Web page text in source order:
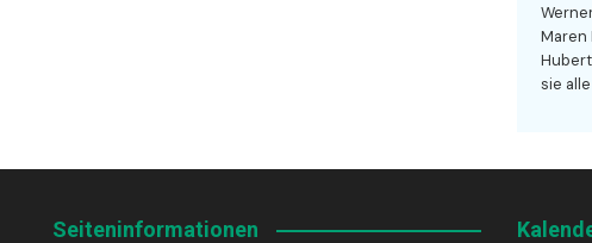
Maren
sie
Seiteninformationen